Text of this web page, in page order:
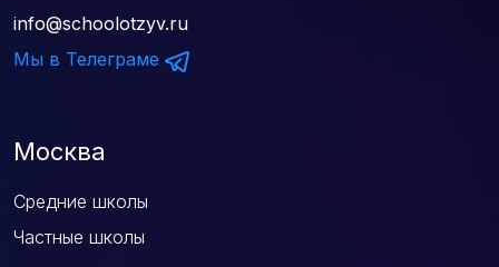
info@schoolotzyv.ru
Мы в Телеграме
Москва
Средние школы
Частные школы